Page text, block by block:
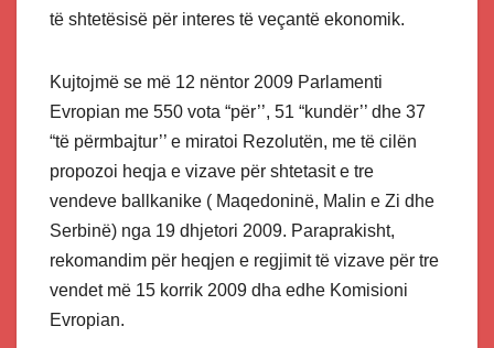
të shtetësisë për interes të veçantë ekonomik.
Kujtojmë se më 12 nëntor 2009 Parlamenti
Evropian me 550 vota “për’’, 51 “kundër’’ dhe 37
“të përmbajtur’’ e miratoi Rezolutën, me të cilën
propozoi heqja e vizave për shtetasit e tre
vendeve ballkanike ( Maqedoninë, Malin e Zi dhe
Serbinë) nga 19 dhjetori 2009. Paraprakisht,
rekomandim për heqjen e regjimit të vizave për tre
vendet më 15 korrik 2009 dha edhe Komisioni
Evropian.